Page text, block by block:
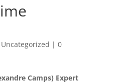
Uncategorized | 0
Camps) Expert